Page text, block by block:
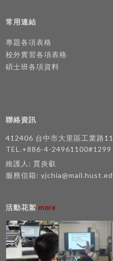
常用連結
專題各項表格
校外實習各項表格
碩士班各項資料
聯絡資訊
412406 台中市大里區工業路
TEL.+886-4-24961100#1299
維護人: 賈炎叡
服務信箱:
活動花絮 more